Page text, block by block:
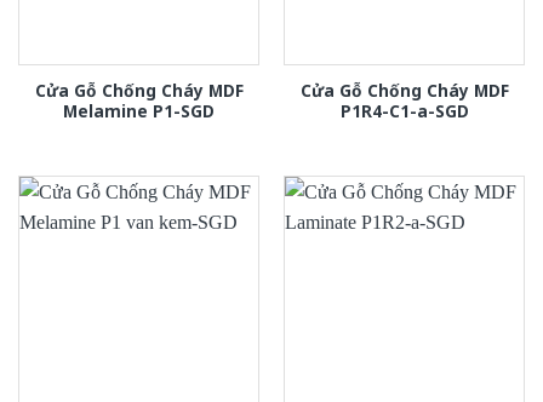
Cửa Gỗ Chống Cháy MDF
Melamine P1-SGD
Cửa Gỗ Chống Cháy MDF
P1R4-C1-a-SGD